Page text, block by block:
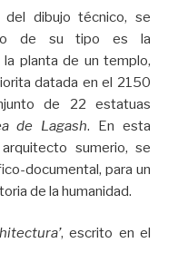
dibujo técnico, se
de su tipo es la
planta de un templo,
datada en el 2150
de 22 estatuas
de Lagash. En esta
sumerio, se
documental, para un
de la humanidad.
, escrito en el